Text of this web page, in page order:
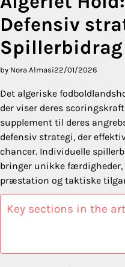
Defensiv
Spillerbidrag
by Nora Almasi22/01/2026
Det algeriske
der viser deres
supplement til deres
defensiv strategi, der
chancer. Individuelle
bringer unikke færdigheder,
præstation og taktiske
Key sections in the